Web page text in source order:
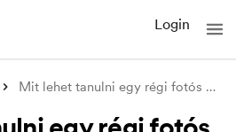
Login
Mit lehet tanulni egy régi fotós enciklo